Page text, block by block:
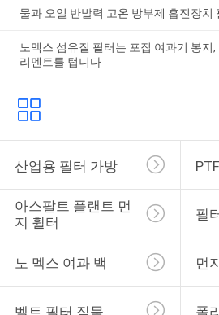
물과 오일 반발력 고온 방부제 흡진장치
노멕스 섬유질 필터는 포집 여과기 봉지
리멘트를 텁니다
산업용 필터 가방
아스팔트 플랜트 먼
지 휠터
필
노 멕스 여과 백 먼
벨트 필터 직물 폴